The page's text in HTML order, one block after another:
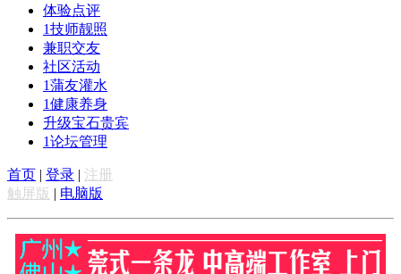
体验点评
1技师靓照
兼职交友
社区活动
1蒲友灌水
1健康养身
升级宝石贵宾
1论坛管理
首页 | 登录 | 注册
触屏版 | 电脑版